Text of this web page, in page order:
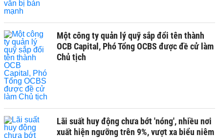
Một công ty quản lý quỹ sắp đổi tên thành
OCB Capital, Phó Tổng OCBS được đề cử làm
Chủ tịch
Lãi suất huy động chưa bớt 'nóng', nhiều nơi
xuất hiện ngưỡng trên 9%, vượt xa biểu niêm